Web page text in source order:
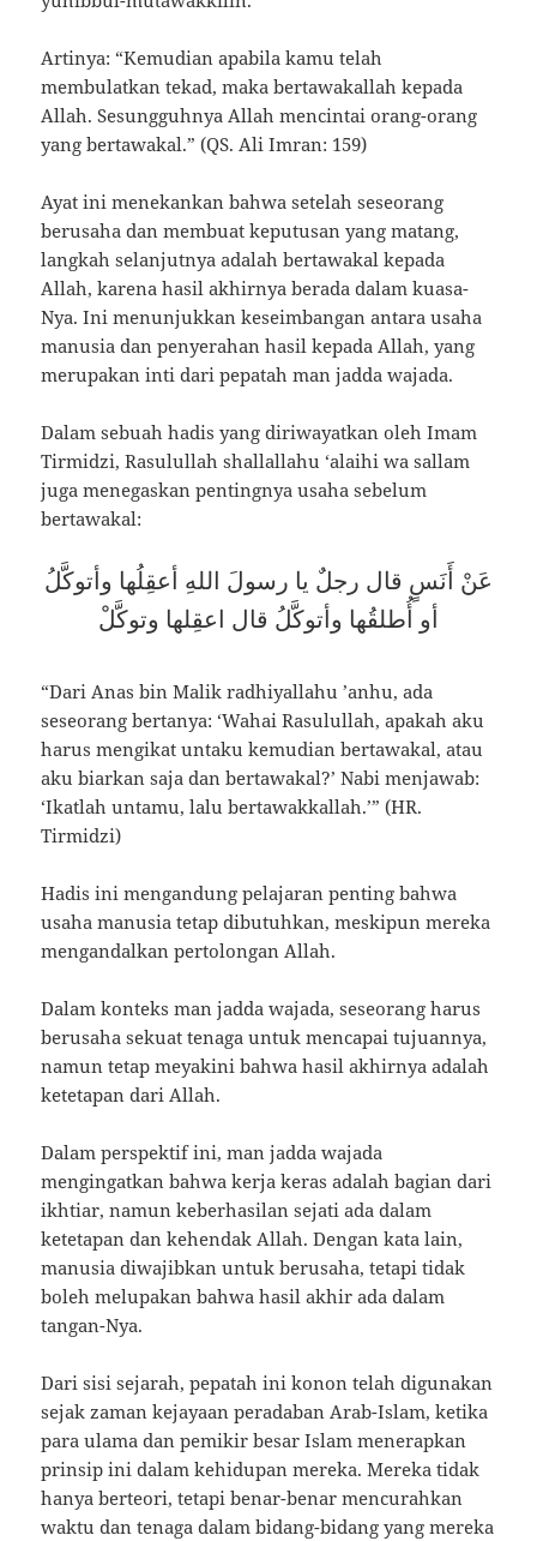
Artinya: “Kemudian apabila kamu telah
membulatkan tekad, maka bertawakallah kepada
Allah. Sesungguhnya Allah mencintai orang-orang
yang bertawakal.” (QS. Ali Imran: 159)
Ayat ini menekankan bahwa setelah seseorang
berusaha dan membuat keputusan yang matang,
langkah selanjutnya adalah bertawakal kepada
Allah, karena hasil akhirnya berada dalam kuasa-
Nya. Ini menunjukkan keseimbangan antara usaha
manusia dan penyerahan hasil kepada Allah, yang
merupakan inti dari pepatah man jadda wajada.
Dalam sebuah hadis yang diriwayatkan oleh Imam
Tirmidzi, Rasulullah shallallahu ‘alaihi wa sallam
juga menegaskan pentingnya usaha sebelum
bertawakal:
عَنْ أَنَسٍ قال رجلٌ يا رسولَ اللهِ أعقِلُها وأتوكَّلُ
أو أُطلقُها وأتوكَّلُ قال اعقِلها وتوكَّلْ
“Dari Anas bin Malik radhiyallahu ’anhu, ada
seseorang bertanya: ‘Wahai Rasulullah, apakah aku
harus mengikat untaku kemudian bertawakal, atau
aku biarkan saja dan bertawakal?’ Nabi menjawab:
‘Ikatlah untamu, lalu bertawakkallah.’” (HR.
Tirmidzi)
Hadis ini mengandung pelajaran penting bahwa
usaha manusia tetap dibutuhkan, meskipun mereka
mengandalkan pertolongan Allah.
Dalam konteks man jadda wajada, seseorang harus
berusaha sekuat tenaga untuk mencapai tujuannya,
namun tetap meyakini bahwa hasil akhirnya adalah
ketetapan dari Allah.
Dalam perspektif ini, man jadda wajada
mengingatkan bahwa kerja keras adalah bagian dari
ikhtiar, namun keberhasilan sejati ada dalam
ketetapan dan kehendak Allah. Dengan kata lain,
manusia diwajibkan untuk berusaha, tetapi tidak
boleh melupakan bahwa hasil akhir ada dalam
tangan-Nya.
Dari sisi sejarah, pepatah ini konon telah digunakan
sejak zaman kejayaan peradaban Arab-Islam, ketika
para ulama dan pemikir besar Islam menerapkan
prinsip ini dalam kehidupan mereka. Mereka tidak
hanya berteori, tetapi benar-benar mencurahkan
waktu dan tenaga dalam bidang-bidang yang mereka